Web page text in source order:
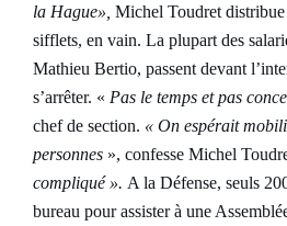
la Hague», Michel Toudret distribue
sifflets, en vain. La plupart des
Mathieu Bertio, passent devant
s’arrêter. « Pas le temps et pas
chef de section. « On espérait
personnes », confesse Michel
compliqué ». A la Défense, seuls
bureau pour assister à une